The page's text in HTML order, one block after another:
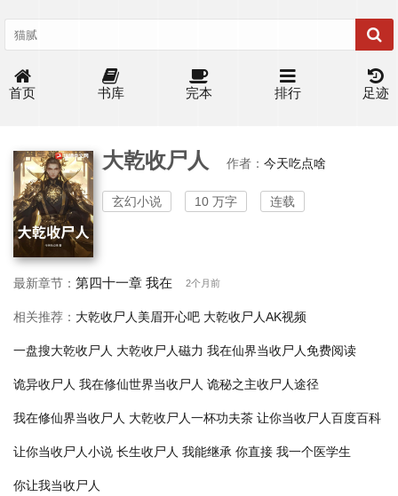
首页 书库 完本 排行 足迹
大乾收尸人 作者： 今天吃点啥
玄幻小说 10 万字 连载
最新章节： 第四十一章 我在 2个月前
相关推荐： 大乾收尸人美眉开心吧 大乾收尸人AK视频
一盘搜大乾收尸人 大乾收尸人磁力 我在仙界当收尸人免费阅读
诡异收尸人 我在修仙世界当收尸人 诡秘之主收尸人途径
我在修仙界当收尸人 大乾收尸人一杯功夫茶 让你当收尸人百度百科
让你当收尸人小说 长生收尸人 我能继承 你直接 我一个医学生
你让我当收尸人